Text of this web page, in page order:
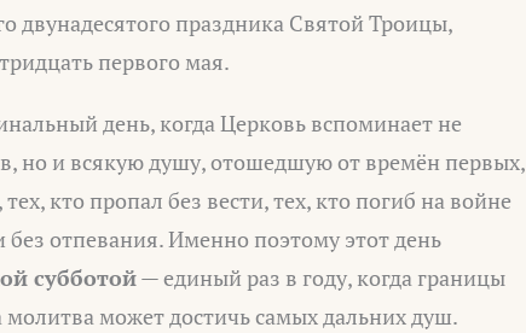
двунадесятого праздника Святой Троицы,
первого мая.
день, когда Церковь вспоминает не
но и всякую душу, отошедшую от времён первых,
кто пропал без вести, тех, кто погиб на войне
отпевания. Именно поэтому этот день
субботой— единый раз в году, когда границы
может достичь самых дальних душ.